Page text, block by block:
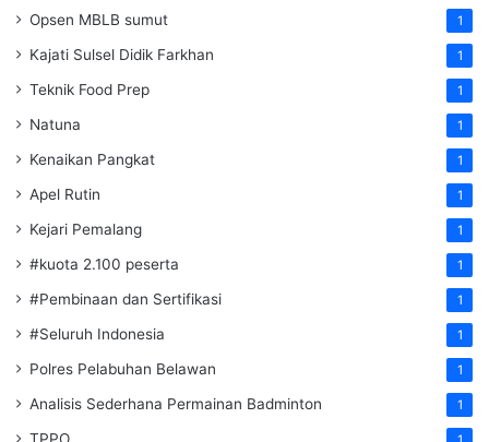
Opsen MBLB sumut 1
Kajati Sulsel Didik Farkhan 1
Teknik Food Prep 1
Natuna 1
Kenaikan Pangkat 1
Apel Rutin 1
Kejari Pemalang 1
#kuota 2.100 peserta 1
#Pembinaan dan Sertifikasi 1
#Seluruh Indonesia 1
Polres Pelabuhan Belawan 1
Analisis Sederhana Permainan Badminton 1
TPPO